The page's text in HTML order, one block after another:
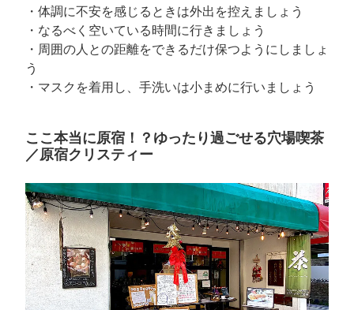
・体調に不安を感じるときは外出を控えましょう
・なるべく空いている時間に行きましょう
・周囲の人との距離をできるだけ保つようにしましょ
う
・マスクを着用し、手洗いは小まめに行いましょう
ここ本当に原宿！？ゆったり過ごせる穴場喫茶
／原宿クリスティー